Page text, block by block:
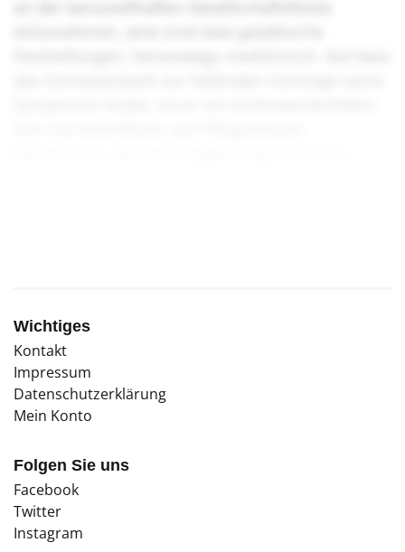
Wichtiges
Kontakt
Impressum
Datenschutzerklärung
Mein Konto
Folgen Sie uns
Facebook
Twitter
Instagram